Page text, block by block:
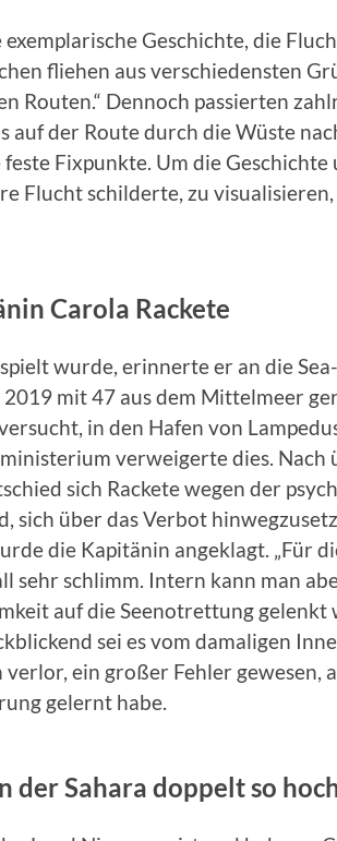
exemplarische Geschichte, die
fliehen aus verschiedensten
Routen.“ Dennoch passierten
auf der Route durch die Wüste
Fixpunkte. Um die Geschichte
Flucht schilderte, zu
Carola Rackete
wurde, erinnerte er an die
2019 mit 47 aus dem Mittelmeer
in den Hafen von
verweigerte dies. Nach
sich Rackete wegen der
sich über das Verbot
die Kapitänin angeklagt. „Für
sehr schlimm. Intern kann man
auf die Seenotrettung gelenkt
sei es vom damaligen
ein großer Fehler gewesen,
gelernt habe.
der Sahara doppelt so